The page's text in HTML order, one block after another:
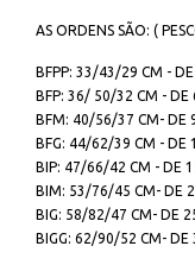
AS ORDENS SÃO: (
BFPP: 33/43/29 CM - DE
BFP: 36/ 50/32 CM - DE
BFM: 40/56/37 CM- DE
BFG: 44/62/39 CM - DE
BIP: 47/66/42 CM - DE
BIM: 53/76/45 CM- DE
BIG: 58/82/47 CM- DE
BIGG: 62/90/52 CM- DE